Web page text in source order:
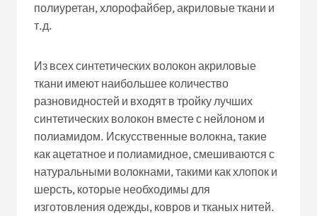
полиуретан, хлорофайбер, акриловые ткани и
т.д.
Из всех синтетических волокон акриловые
ткани имеют наибольшее количество
разновидностей и входят в тройку лучших
синтетических волокон вместе с нейлоном и
полиамидом. Искусственные волокна, такие
как ацетатное и полиамидное, смешиваются с
натуральными волокнами, такими как хлопок и
шерсть, которые необходимы для
изготовления одежды, ковров и тканых нитей.